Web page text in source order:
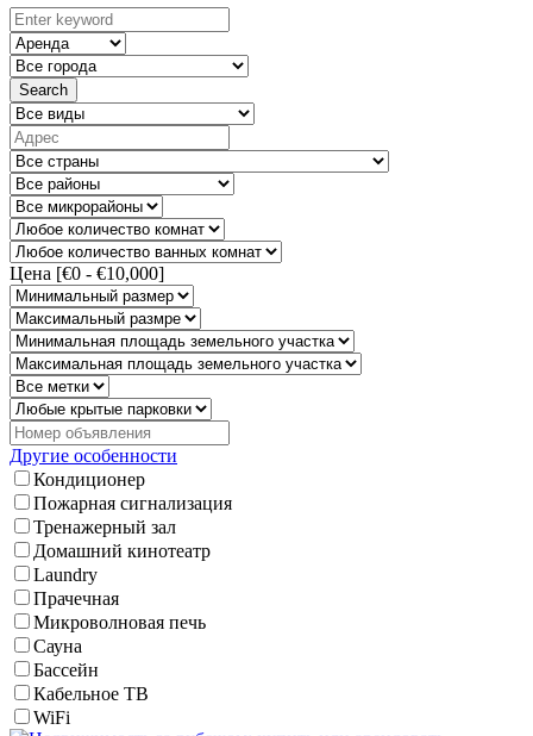
Search
Цена [€0 - €10,000]
Другие особенности
Кондиционер
Пожарная сигнализация
Тренажерный зал
Домашний кинотеатр
Laundry
Прачечная
Микроволновая печь
Сауна
Бассейн
Кабельное ТВ
WiFi